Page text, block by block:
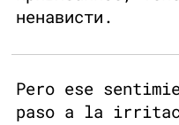
ненависти.
Pero ese
paso a la